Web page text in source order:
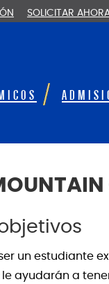
SOLICITAR
un estudiante
ayudarán a